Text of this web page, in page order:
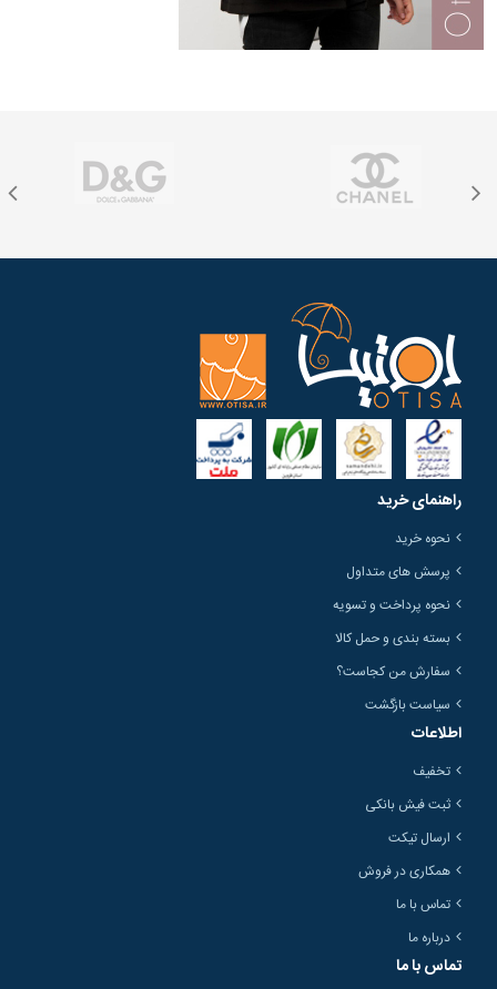
راهنمای خرید
نحوه خرید
پرسش های متداول
نحوه پرداخت و تسویه
بسته بندی و حمل کالا
سفارش من کجاست؟
سیاست بازگشت
اطلاعات
تخفیف
ثبت فیش بانکی
ارسال تیکت
همکاری در فروش
تماس با ما
درباره ما
تماس با ما